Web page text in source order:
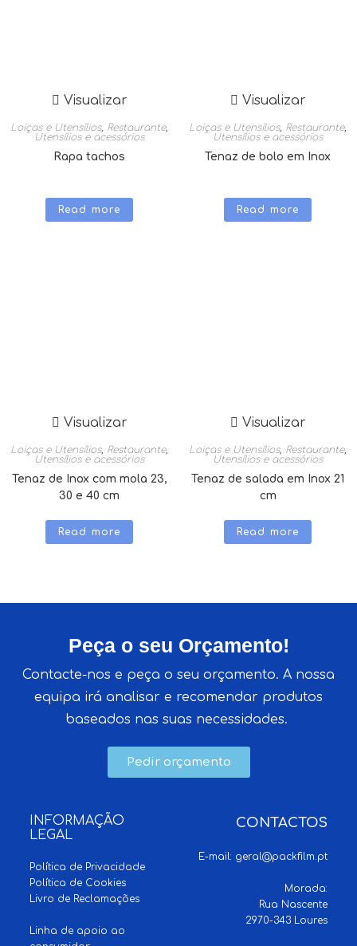
Visualizar
Loiças e Utensílios, Restaurante,
Utensílios e acessórios
Rapa tachos
Read more
Visualizar
Loiças e Utensílios, Restaurante,
Utensílios e acessórios
Tenaz de bolo em Inox
Read more
Visualizar
Loiças e Utensílios, Restaurante,
Utensílios e acessórios
Tenaz de Inox com mola 23,
30 e 40 cm
Read more
Visualizar
Loiças e Utensílios, Restaurante,
Utensílios e acessórios
Tenaz de salada em Inox 21
cm
Read more
Peça o seu Orçamento!
Contacte-nos e peça o seu orçamento. A nossa
equipa irá analisar e recomendar produtos
baseados nas suas necessidades.
Pedir orçamento
INFORMAÇÃO
LEGAL
Política de Privacidade
Política de Cookies
Livro de Reclamações
Linha de apoio ao
CONTACTOS
E-mail: geral@packfilm.pt
Morada:
Rua Nascente
2970-343 Loures